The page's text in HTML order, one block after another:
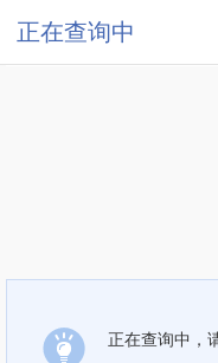
正在查询中
正在查询中，